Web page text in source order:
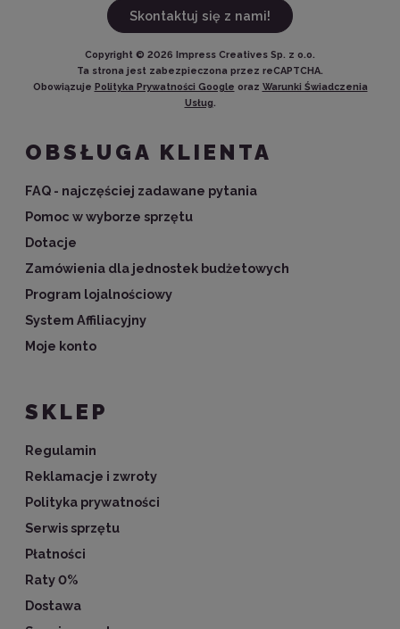
Skontaktuj się z nami!
Copyright © 2026 Impress Creatives Sp. z o.o.
Ta strona jest zabezpieczona przez reCAPTCHA.
Obowiązuje Polityka Prywatności Google oraz Warunki Świadczenia
Usług.
OBSŁUGA KLIENTA
FAQ - najczęściej zadawane pytania
Pomoc w wyborze sprzętu
Dotacje
Zamówienia dla jednostek budżetowych
Program lojalnościowy
System Affiliacyjny
Moje konto
SKLEP
Regulamin
Reklamacje i zwroty
Polityka prywatności
Serwis sprzętu
Płatności
Raty 0%
Dostawa